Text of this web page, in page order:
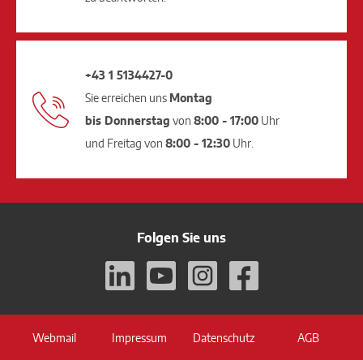
+43 1 5134427-0
Sie erreichen uns Montag
bis Donnerstag von 8:00 - 17:00 Uhr
und Freitag von 8:00 - 12:30 Uhr.
Folgen Sie uns
Webmail Impressum Datenschutz AGB